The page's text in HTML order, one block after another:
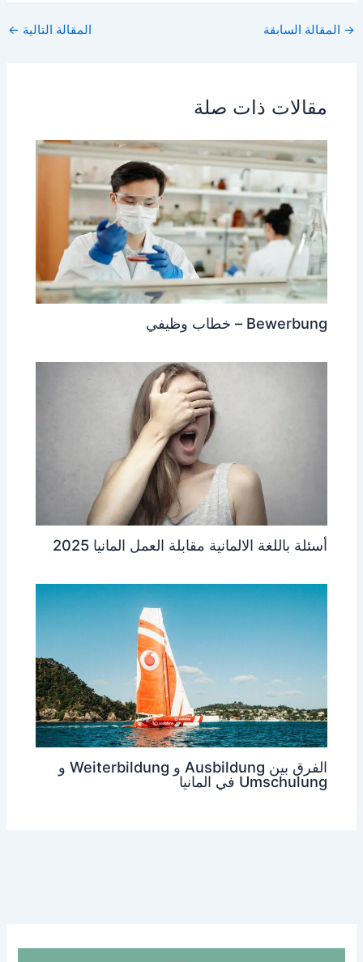
c
e
o
o
k
ai
l
g
er
p
p
→ المقالة السابقة المقالة التالية ←
مقالات ذات صلة
Bewerbung – خطاب وظيفي
أسئلة باللغة الالمانية مقابلة العمل المانيا 2025
الفرق بين Ausbildung و Weiterbildung و
Umschulung في المانيا